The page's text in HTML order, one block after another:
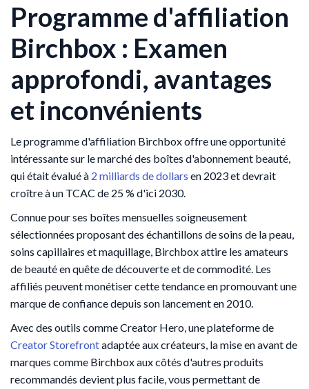
Programme d'affiliation
Birchbox : Examen
approfondi, avantages
et inconvénients
Le programme d'affiliation Birchbox offre une opportunité
intéressante sur le marché des boîtes d'abonnement beauté,
qui était évalué à 2 milliards de dollars en 2023 et devrait
croître à un TCAC de 25 % d'ici 2030.
Connue pour ses boîtes mensuelles soigneusement
sélectionnées proposant des échantillons de soins de la peau,
soins capillaires et maquillage, Birchbox attire les amateurs
de beauté en quête de découverte et de commodité. Les
affiliés peuvent monétiser cette tendance en promouvant une
marque de confiance depuis son lancement en 2010.
Avec des outils comme Creator Hero, une plateforme de
Creator Storefrontadaptée aux créateurs, la mise en avant de
marques comme Birchbox aux côtés d'autres produits
recommandés devient plus facile, vous permettant de